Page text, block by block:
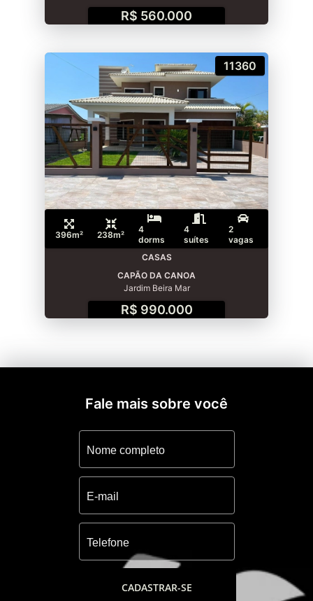
R$ 560.000
11360
396m² 238m²
4
dorms
4
suítes
2
vagas
CASAS
CAPÃO DA CANOA
Jardim Beira Mar
R$ 990.000
Fale mais sobre você
CADASTRAR-SE